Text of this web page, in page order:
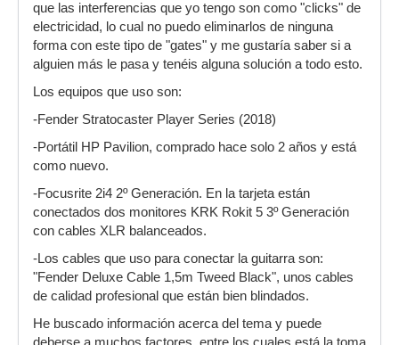
que las interferencias que yo tengo son como "clicks" de
electricidad, lo cual no puedo eliminarlos de ninguna
forma con este tipo de "gates" y me gustaría saber si a
alguien más le pasa y tenéis alguna solución a todo esto.
Los equipos que uso son:
-Fender Stratocaster Player Series (2018)
-Portátil HP Pavilion, comprado hace solo 2 años y está
como nuevo.
-Focusrite 2i4 2º Generación. En la tarjeta están
conectados dos monitores KRK Rokit 5 3º Generación
con cables XLR balanceados.
-Los cables que uso para conectar la guitarra son:
"Fender Deluxe Cable 1,5m Tweed Black", unos cables
de calidad profesional que están bien blindados.
He buscado información acerca del tema y puede